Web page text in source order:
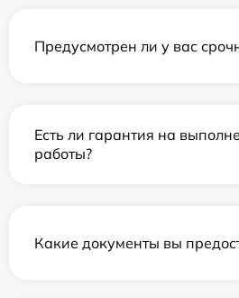
Предусмотрен ли у вас
Есть ли гарантия на
работы?
Какие документы вы